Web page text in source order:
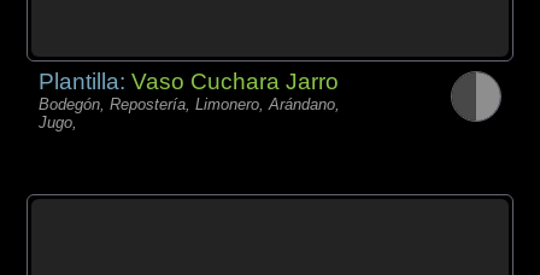
Plantilla:Vaso Cuchara Jarro
Bodegón, Repostería, Limonero, Arándano,
Jugo,